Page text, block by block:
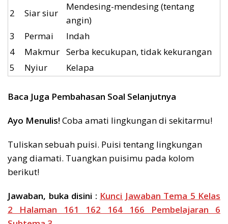
2
Siar siur
Mendesing-mendesing (tentang
angin)
3
Permai
Indah
4
Makmur Serba kecukupan, tidak kekurangan
5
Nyiur Kelapa
Baca Juga Pembahasan Soal Selanjutnya
Ayo Menulis! Coba amati lingkungan di sekitarmu!
Tuliskan sebuah puisi. Puisi tentang lingkungan
yang diamati. Tuangkan puisimu pada kolom
berikut!
Jawaban, buka disini : Kunci Jawaban Tema 5 Kelas
2 Halaman 161 162 164 166 Pembelajaran 6